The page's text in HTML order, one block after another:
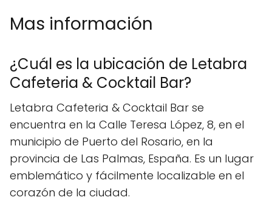
Mas información
¿Cuál es la ubicación de Letabra
Cafeteria & Cocktail Bar?
Letabra Cafeteria & Cocktail Bar se
encuentra en la Calle Teresa López, 8, en el
municipio de Puerto del Rosario, en la
provincia de Las Palmas, España. Es un lugar
emblemático y fácilmente localizable en el
corazón de la ciudad.